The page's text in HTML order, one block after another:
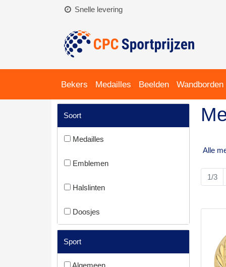
Snelle levering
Bekers Medailles Beelden Wandborden
Soort
Medailles
Emblemen
Halslinten
Doosjes
Sport
Algemeen
Alle
1/3